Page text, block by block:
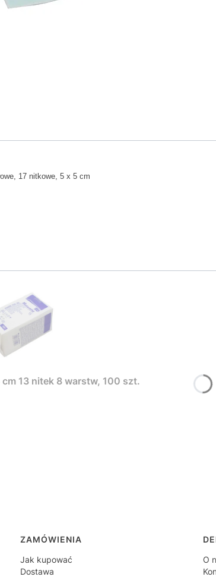
17 nitkowe, 5 x 5 cm
cm 13 nitek 8 warstw, 100 szt.
Linki w stopce
ZAMÓWIENIA
Jak kupować
Dostawa
O